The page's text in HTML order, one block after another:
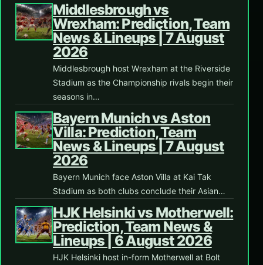
Middlesbrough vs
Wrexham: Prediction, Team
News & Lineups | 7 August
2026
Middlesbrough host Wrexham at the Riverside
Stadium as the Championship rivals begin their
seasons in…
Bayern Munich vs Aston
Villa: Prediction, Team
News & Lineups | 7 August
2026
Bayern Munich face Aston Villa at Kai Tak
Stadium as both clubs conclude their Asian…
HJK Helsinki vs Motherwell:
Prediction, Team News &
Lineups | 6 August 2026
HJK Helsinki host in-form Motherwell at Bolt